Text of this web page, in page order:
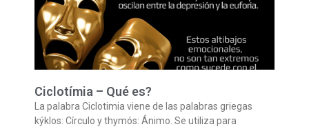
Ciclotímia – Qué es?
kýklos: Círculo y thymós: Ánimo. Se utiliza para